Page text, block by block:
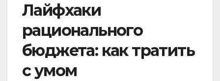
Лайфхаки
рационального
бюджета: как тратить
с умом